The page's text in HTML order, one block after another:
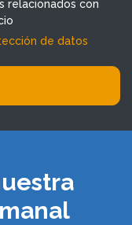
relacionados con
de datos